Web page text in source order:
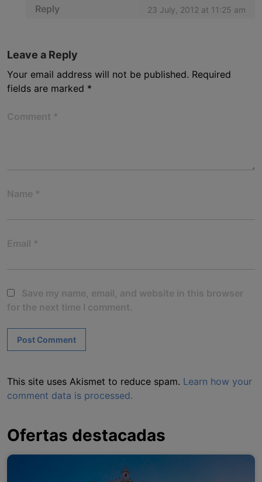
23 July, 2012 at 11:25 am
Reply
Leave a Reply
Your email address will not be published. Required
fields are marked *
Comment *
Name *
Email *
Save my name, email, and website in this browser
for the next time I comment.
This site uses Akismet to reduce spam. Learn how your
comment data is processed.
Ofertas destacadas